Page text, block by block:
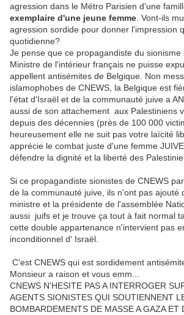
agression dans le Métro Parisien d'une
exemplaire d'une jeune femme . Vont-ils
agression sordide pour donner l'impression
quotidienne?
Je pense que ce propagandiste du
Ministre de l'intérieur français ne puisse
appellent antisémites de Belgique. Non
islamophobes de CNEWS, la Belgique est
l'état d'Israël et de la communauté juive a
aussi de son attachement aux Palestiniens
depuis des décennies (près de 100 000
heureusement elle ne suit pas votre laïcité
apprécie le combat juste d'une femme
défendre la dignité et la liberté des
Si ce propagandiste sionistes de CNEWS
de la communauté juive, ils n'ont pas ajouté
ministre et la présidente de l'assemblée
aussi juifs et je trouve ça tout à fait normal
cette double appartenance n'intervient pas
inconditionnel d' Israël.
C'est CNEWS qui est sordidement
Monsieur a raison et vous emm...
CNEWS N'HESITE PAS A INTERROGER
AGENTS SIONISTES QUI SOUTIENNENT
BOMBARDEMENTS DE MASSE A GAZA ET